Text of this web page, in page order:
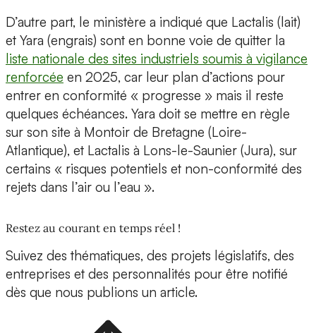
D’autre part, le ministère a indiqué que Lactalis (lait)
et Yara (engrais) sont en bonne voie de quitter la
liste nationale des sites industriels soumis à vigilance
renforcée en 2025, car leur plan d’actions pour
entrer en conformité « progresse » mais il reste
quelques échéances. Yara doit se mettre en règle
sur son site à Montoir de Bretagne (Loire-
Atlantique), et Lactalis à Lons-le-Saunier (Jura), sur
certains « risques potentiels et non-conformité des
rejets dans l’air ou l’eau ».
Restez au courant en temps réel !
Suivez des thématiques, des projets législatifs, des
entreprises et des personnalités pour être notifié
dès que nous publions un article.